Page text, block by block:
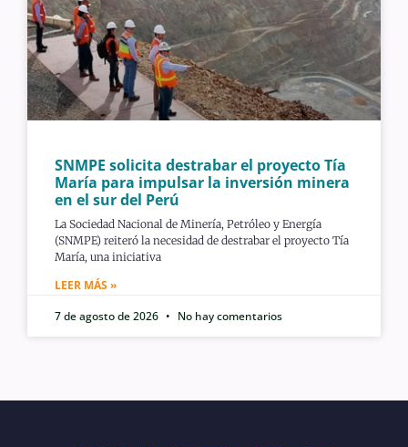
SNMPE solicita destrabar el proyecto Tía
María para impulsar la inversión minera
en el sur del Perú
La Sociedad Nacional de Minería, Petróleo y Energía
(SNMPE) reiteró la necesidad de destrabar el proyecto Tía
María, una iniciativa
LEER MÁS »
7 de agosto de 2026
No hay comentarios